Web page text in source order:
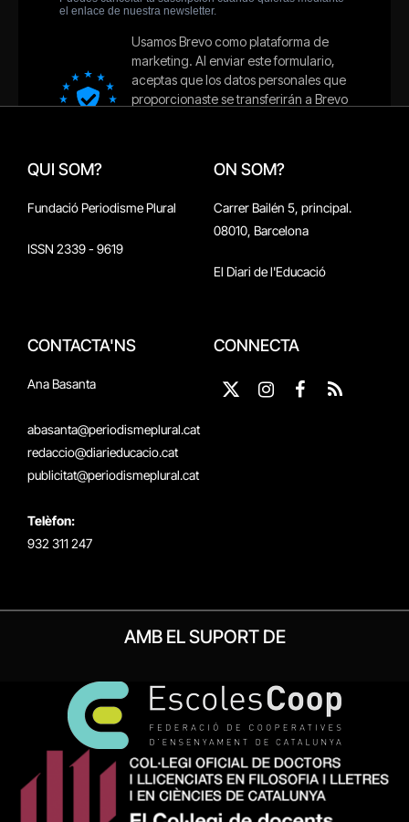
QUI SOM?
Fundació Periodisme Plural
ISSN 2339 - 9619
ON SOM?
Carrer Bailén 5, principal.
08010, Barcelona
El Diari de l'Educació
CONTACTA'NS
Ana Basanta
abasanta@periodismeplural.cat
redaccio@diarieducacio.cat
publicitat@periodismeplural.cat
Telèfon:
932 311 247
CONNECTA
X
Instagram
Facebook
RSS
AMB EL SUPORT DE